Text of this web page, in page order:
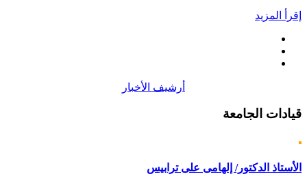
إقرأ المزيد
أرشيف الأخبار
قيادات الجامعة
الأستاذ الدكتور/ إلهامى على ترابيس